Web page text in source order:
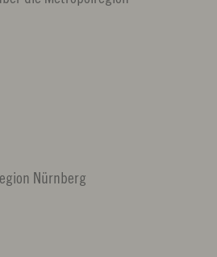
Nürnberg